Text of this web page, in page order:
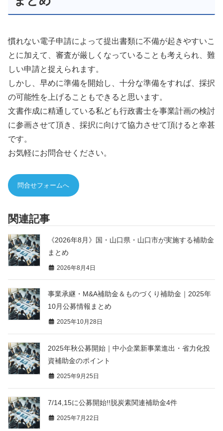
慣れない電子申請によって提出書類に不備が起きやすいこ
とに加えて、審査が厳しくなっていることも考えられ、難
しい申請と捉えられます。
しかし、早めに準備を開始し、十分な準備をすれば、採択
の可能性を上げることもできると思います。
文書作成に精通している私ども行政書士を事業計画の検討
に参画させて頂き、採択に向けて協力させて頂けると幸甚
です。
お気軽にお問合せください。
問合せフォームへ
関連記事
《2026年8月》国・山口県・山口市が実施する補助金
まとめ
2026年8月4日
事業承継・M&A補助金＆ものづくり補助金｜2025年
10月公募情報まとめ
2025年10月28日
2025年秋公募開始｜中小企業新事業進出・省力化投
資補助金のポイント
2025年9月25日
7/14,15に公募開始!!脱炭素関連補助金4件
2025年7月22日